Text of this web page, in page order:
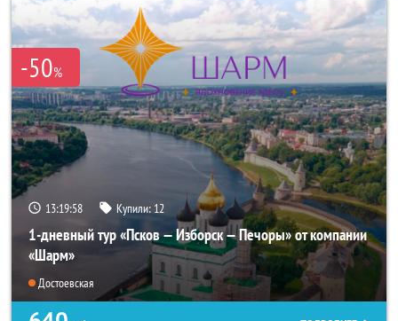
-50%
13:19:57 Купили: 12
1-дневный тур «Псков — Изборск — Печоры» от компании
«Шарм»
Достоевская